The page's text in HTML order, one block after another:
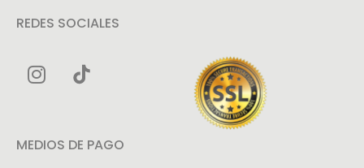
REDES SOCIALES
MEDIOS DE PAGO